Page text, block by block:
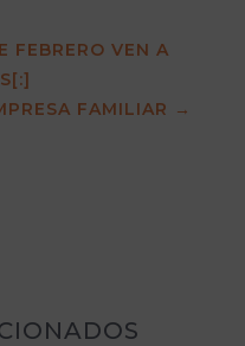
FEBRERO VEN A
FAMILIAR →